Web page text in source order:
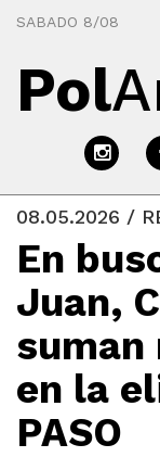
SABADO 8/08
Pol
08.05.2026 /
En
Juan,
suman
en la
PASO